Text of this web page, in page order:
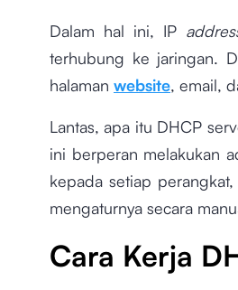
Dalam hal ini, IP
terhubung ke jaringan.
halaman website, email,
Lantas, apa itu DHCP
ini berperan melakukan
kepada setiap
mengaturnya secara
Cara Kerja